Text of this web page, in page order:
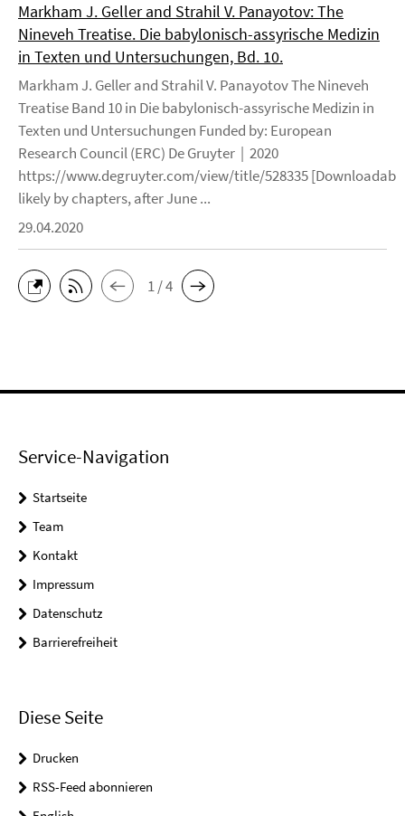
Markham J. Geller and Strahil V. Panayotov: The
Nineveh Treatise. Die babylonisch-assyrische Medizin
in Texten und Untersuchungen, Bd. 10.
Markham J. Geller and Strahil V. Panayotov The Nineveh
Treatise Band 10 in Die babylonisch-assyrische Medizin in
Texten und Untersuchungen Funded by: European
Research Council (ERC) De Gruyter | 2020
https://www.degruyter.com/view/title/528335
likely by chapters, after June ...
29.04.2020
1 / 4
Service-Navigation
Startseite
Team
Kontakt
Impressum
Datenschutz
Barrierefreiheit
Diese Seite
Drucken
RSS-Feed abonnieren